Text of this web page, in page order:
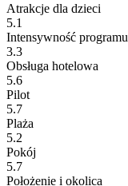
Atrakcje dla dzieci
5.1
Intensywność programu
3.3
Obsługa hotelowa
5.6
Pilot
5.7
Plaża
5.2
Pokój
5.7
Położenie i okolica